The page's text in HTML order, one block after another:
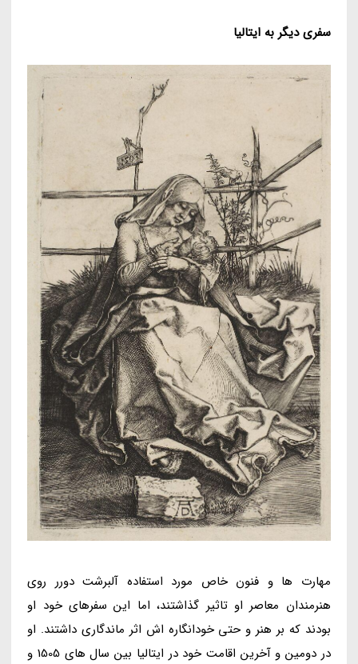
سفری دیگر به ایتالیا
مهارت ها و فنون خاص مورد استفاده آلبرشت دورر روی
هنرمندان معاصر او تاثیر گذاشتند، اما این سفرهای خود او
بودند که بر هنر و حتی خودانگاره اش اثر ماندگاری داشتند. او
در دومین و آخرین اقامت خود در ایتالیا بین سال های 1505 و